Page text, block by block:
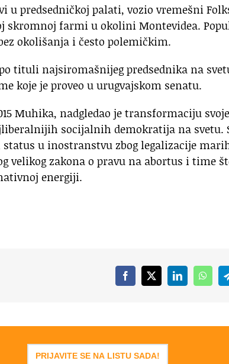
u predsedničkoj palati, vozio vremešni
skromnoj farmi u okolini Montevidea.
okolišanja i često polemičkim.
tituli najsiromašnijeg predsednika na
koje je proveo u urugvajskom senatu.
Muhika, nadgledao je transformaciju
socijalnih demokratija na svetu.
u inostranstvu zbog legalizacije
velikog zakona o pravu na abortus i time
energiji.
Facebook
X LinkedIn
PRIJAVITE SE NA LISTU SADA!